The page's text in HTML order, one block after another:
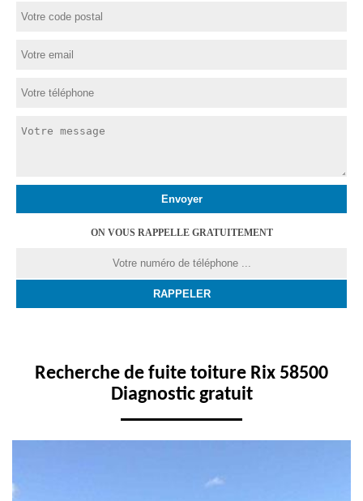
ON VOUS RAPPELLE GRATUITEMENT
Recherche de fuite toiture Rix 58500
Diagnostic gratuit